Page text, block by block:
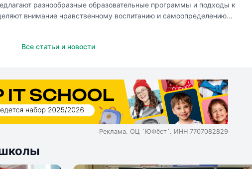
разнообразные образовательные программы и подходы к
внимание нравственному воспитанию и самоопределению
Все статьи и новости
Реклама. ОЦ `ЮФёст`. ИНН 7707082829